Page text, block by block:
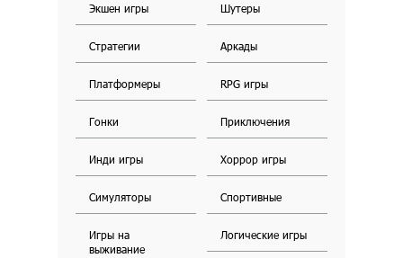
Экшен игры Шутеры
Стратегии Аркады
Платформеры RPG игры
Гонки Приключения
Инди игры Хоррор игры
Симуляторы Спортивные
Игры на
выживание
Логические игры